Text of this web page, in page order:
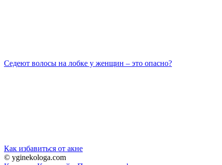
Седеют волосы на лобке у женщин – это опасно?
Как избавиться от акне
© yginekologa.com